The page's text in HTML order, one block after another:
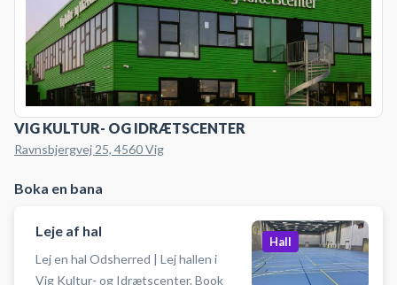
VIG KULTUR- OG IDRÆTSCENTER
Ravnsbjergvej 25, 4560 Vig
Boka en bana
Leje af hal
Lej en hal Odsherred | Lej hallen i
Vig Kultur- og Idrætscenter. Book
Hall